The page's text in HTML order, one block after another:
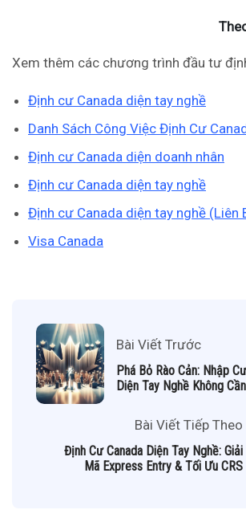
Xem thêm các chương trình đầu tư
Định cư Canada diện tay nghề
Danh Sách Công Việc Định Cư
Định cư Canada diện doanh nhân
Định cư Canada diện tay nghề
Định cư Canada diện tay nghề (Liên
Visa Canada
Bài Viết Trước
Phá Bỏ Rào Cản: Nhập
Diện Tay Nghề Không
Bài Viết Tiếp Theo
Định Cư Canada Diện Tay Nghề: Giải
Mã Express Entry & Tối Ưu CRS